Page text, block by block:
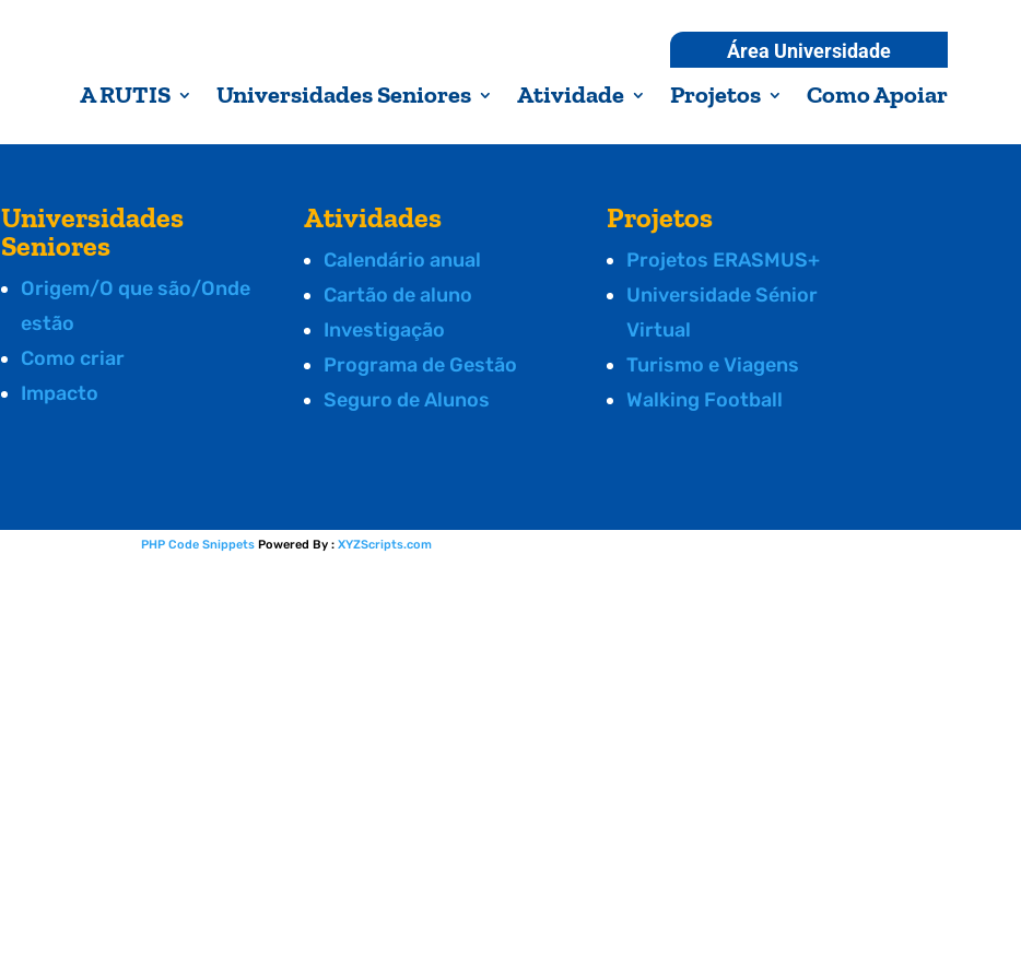
Área Universidade
A RUTIS Universidades Seniores Atividade Projetos Como Apoiar
Universidades
Seniores
Origem/O que são/Onde
estão
Como criar
Impacto
Atividades
Calendário anual
Cartão de aluno
Investigação
Programa de Gestão
Seguro de Alunos
Projetos
Projetos ERASMUS+
Universidade Sénior
Virtual
Turismo e Viagens
Walking Football
PHP Code Snippets Powered By : XYZScripts.com